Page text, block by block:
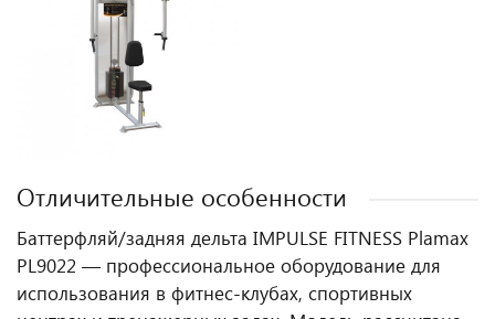
Отличительные особенности
Баттерфляй/задняя дельта IMPULSE FITNESS Plamax
PL9022 — профессиональное оборудование для
использования в фитнес‑клубах, спортивных